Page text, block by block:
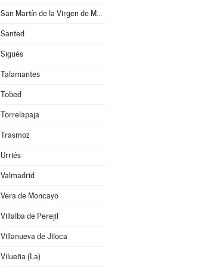
San Martín de la Virgen de Moncayo
Santed
Sigüés
Talamantes
Tobed
Torrelapaja
Trasmoz
Urriés
Valmadrid
Vera de Moncayo
Villalba de Perejil
Villanueva de Jiloca
Vilueña (La)